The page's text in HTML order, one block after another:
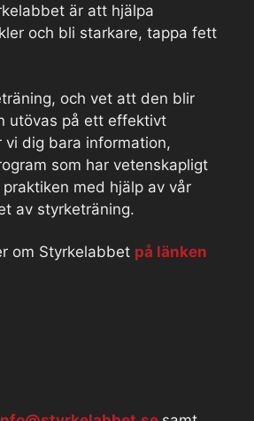
är att hjälpa
och bli starkare, tappa fett
och vet att den blir
utövas på ett effektivt
vi dig bara information,
som har vetenskapligt
med hjälp av vår
av styrketräning.
om Styrkelabbet på länken